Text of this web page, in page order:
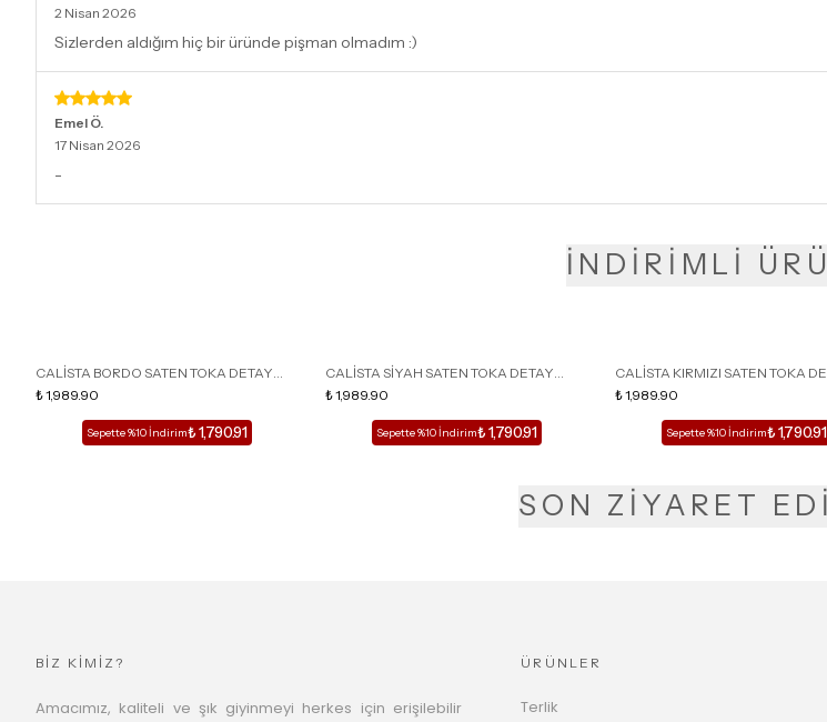
2 Nisan 2026
Sizlerden aldığım hiç bir üründe pişman olmadım :)
Emel Ö.
17 Nisan 2026
-
İNDİRİMLİ
CALİSTA BORDO SATEN TOKA DETAY
SİVRİ BURUN KADIN TOPUKLU TERLİK
₺ 1,989.90
Sepette %10 İndirim₺ 1,790.91
CALİSTA SİYAH SATEN TOKA DETAY
SİVRİ BURUN KADIN TOPUKLU TERLİK
₺ 1,989.90
Sepette %10 İndirim₺ 1,790.91
CALİSTA KIRMIZI SATEN TOKA
SİVRİ BURUN KADIN TOPUKLU
₺ 1,989.90
Sepette %10 İndirim₺ 1,790.91
SON ZİYARET
BİZ KİMİZ?
Amacımız, kaliteli ve şık giyinmeyi herkes için erişilebilir
ÜRÜNLER
Terlik